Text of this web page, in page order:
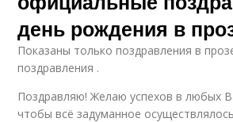
день рождения в
Показаны только поздравления в
поздравления .
Поздравляю! Желаю успехов в любых
чтобы всё задуманное